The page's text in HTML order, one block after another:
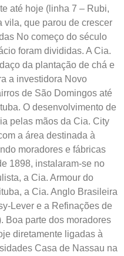
até hoje (linha 7 – Rubi,
vila, que parou de crescer
No começo do século
foram divididas. A Cia.
da plantação de chá e
a investidora Novo
de São Domingos até
O desenvolvimento de
pelas mãos da Cia. City
a área destinada à
moradores e fábricas
1898, instalaram-se no
a Cia. Armour do
a Cia. Anglo Brasileira
Lever e a Refinações de
Boa parte dos moradores
diretamente ligadas à
Casa de Nassau na